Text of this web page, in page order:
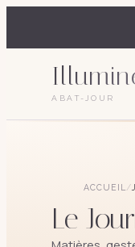
ABAT-JOUR
ACCUEIL /
Le